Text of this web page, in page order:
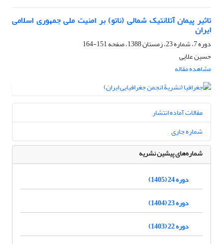
تاثیر پیمان آتلانتیک شمالی (ناتو) بر امنیت ملی جمهوری اسلامی
ایران
دوره 7، شماره 23، زمستان 1388، صفحه
151-164
حسین علایی
مشاهده مقاله
مقالات آماده انتشار
شماره جاری
شماره‌های پیشین نشریه
دوره 24 (1405)
دوره 23 (1404)
دوره 22 (1403)